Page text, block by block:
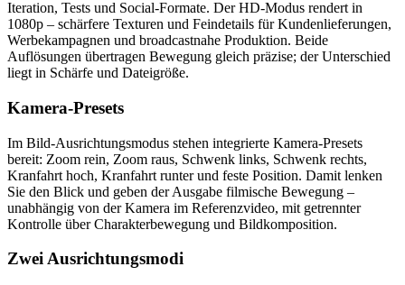
Iteration, Tests und Social-Formate. Der HD-Modus rendert in
1080p – schärfere Texturen und Feindetails für Kundenlieferungen,
Werbekampagnen und broadcastnahe Produktion. Beide
Auflösungen übertragen Bewegung gleich präzise; der Unterschied
liegt in Schärfe und Dateigröße.
Kamera-Presets
Im Bild-Ausrichtungsmodus stehen integrierte Kamera-Presets
bereit: Zoom rein, Zoom raus, Schwenk links, Schwenk rechts,
Kranfahrt hoch, Kranfahrt runter und feste Position. Damit lenken
Sie den Blick und geben der Ausgabe filmische Bewegung –
unabhängig von der Kamera im Referenzvideo, mit getrennter
Kontrolle über Charakterbewegung und Bildkomposition.
Zwei Ausrichtungsmodi